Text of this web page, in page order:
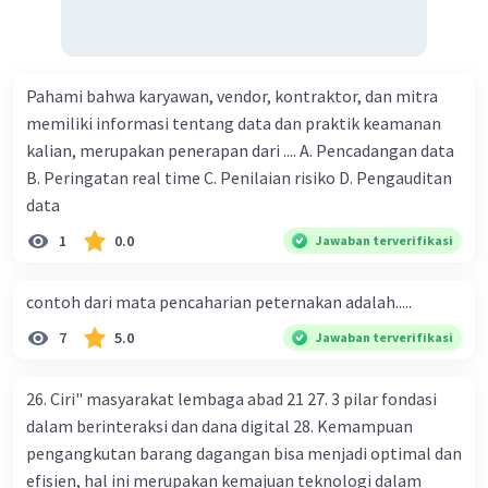
Pahami bahwa karyawan, vendor, kontraktor, dan mitra
memiliki informasi tentang data dan praktik keamanan
kalian, merupakan penerapan dari .... A. Pencadangan data
B. Peringatan real time C. Penilaian risiko D. Pengauditan
data
1 0.0 Jawaban terverifikasi
contoh dari mata pencaharian peternakan adalah.....
7 5.0 Jawaban terverifikasi
26. Ciri" masyarakat lembaga abad 21 27. 3 pilar fondasi
dalam berinteraksi dan dana digital 28. Kemampuan
pengangkutan barang dagangan bisa menjadi optimal dan
efisien, hal ini merupakan kemajuan teknologi dalam